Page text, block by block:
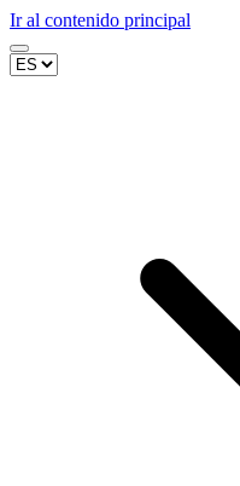
Ir al contenido principal